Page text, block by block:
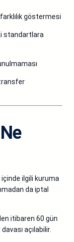
göstermesi
standartlara
ilgili kuruma
da iptal
itibaren 60 gün
açılabilir.